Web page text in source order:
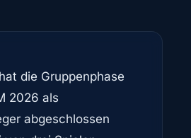
die Gruppenphase
2026 als
abgeschlossen